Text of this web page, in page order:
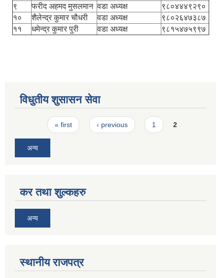
९
फरीद अहमद मुसलमान वडा अध्यक्ष
९८०४४४९२९०
१०
शैलेन्द्र कुमार चौधरी वडा अध्यक्ष
९८०२६४७३८७
११
धमेन्द्र कुमार पुरी वडा अध्यक्ष ९८१५४७५९९७
विधुतीय शुसासन सेवा
Pages« first ‹ previous 1 2
अन्य
कर तथा शुल्कहरु
अन्य
स्थानीय राजपत्र